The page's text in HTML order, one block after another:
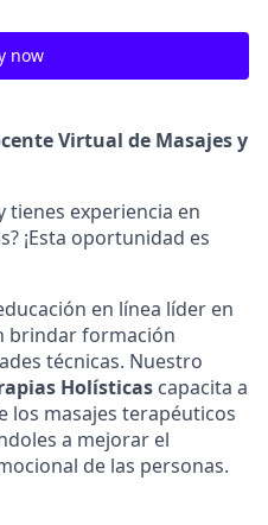
now
Virtual de Masajes y
tienes experiencia en
¡Esta oportunidad es
en línea líder en
brindar formación
técnicas. Nuestro
Holísticas capacita a
los masajes terapéuticos
a mejorar el
de las personas.